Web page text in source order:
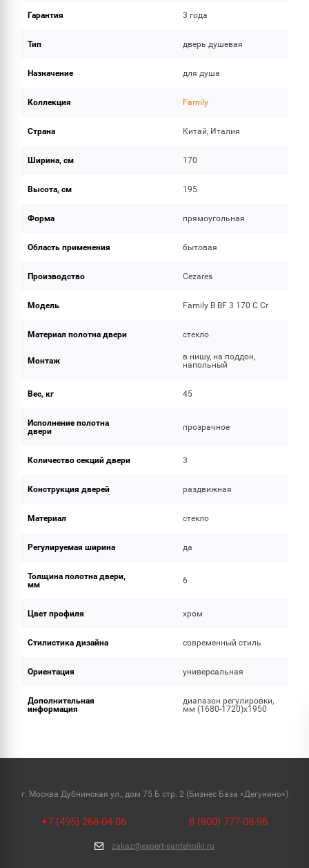
Гарантия 3 года
Тип дверь душевая
Назначение для душа
Коллекция Family
Страна Китай, Италия
Ширина, см 170
Высота, см 195
Форма прямоугольная
Область применения бытовая
Производство Cezares
Модель Family B BF 3 170 C Cr
Материал полотна двери стекло
Монтаж
в нишу, на поддон,
напольный
Вес, кг 45
Исполнение полотна
двери
прозрачное
Количество секций двери 3
Конструкция дверей раздвижная
Материал стекло
Регулируемая ширина да
Толщина полотна двери,
мм
6
Цвет профиля хром
Стилистика дизайна современный стиль
Ориентация универсальная
Дополнительная
информация
диапазон регулировки,
мм (1680-1720)х1950
г. Москва Дубнинская ул., дом 75 Б стр. 2 (Бизнес База «Дегунино»)
+7 (495) 268-04-06 8 (800) 777-08-96
zakaz@expert-santehniki.ru